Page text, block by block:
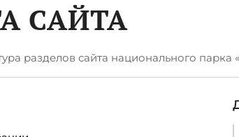
САЙТА
разделов сайта национального парка